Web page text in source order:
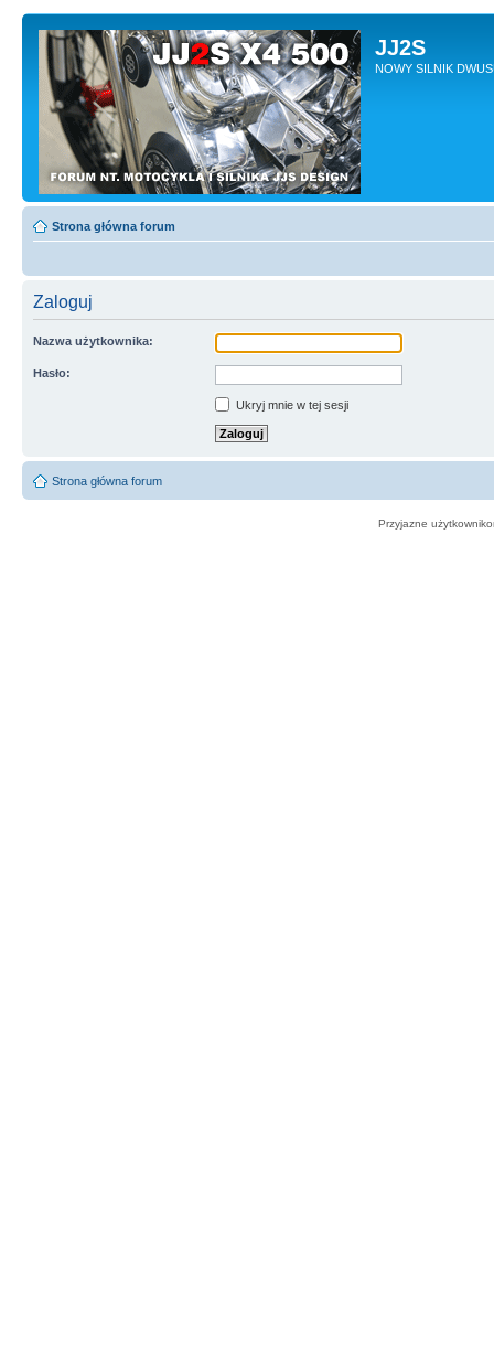
JJ2S
NOWY SILNIK
Strona główna forum
Zaloguj
Nazwa użytkownika:
Hasło:
Ukryj mnie w tej sesji
Strona główna forum
Przyjazne